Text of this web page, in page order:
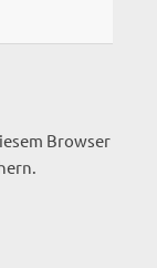
Browser